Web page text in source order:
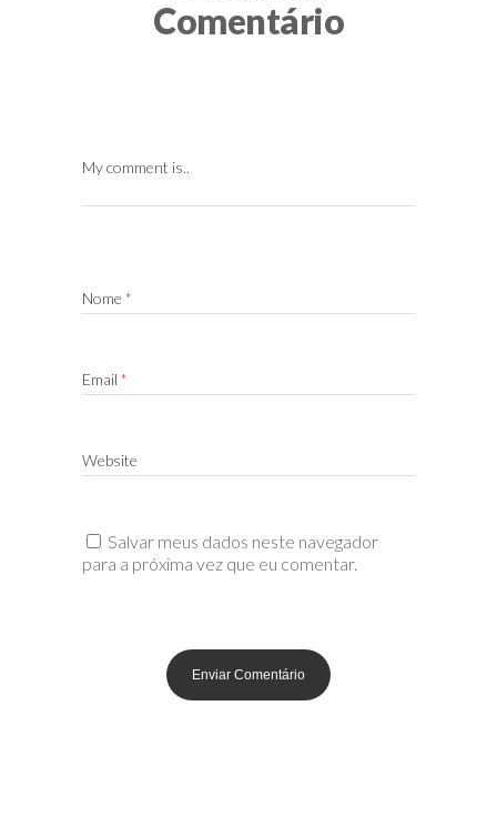
Comentário
My comment is..
Nome *
Email *
Website
Salvar meus dados neste navegador
para a próxima vez que eu comentar.